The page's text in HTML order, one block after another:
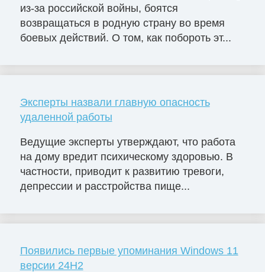
из-за российской войны, боятся
возвращаться в родную страну во время
боевых действий. О том, как побороть эт...
Эксперты назвали главную опасность
удаленной работы
Ведущие эксперты утверждают, что работа
на дому вредит психическому здоровью. В
частности, приводит к развитию тревоги,
депрессии и расстройства пище...
Появились первые упоминания Windows 11
версии 24H2